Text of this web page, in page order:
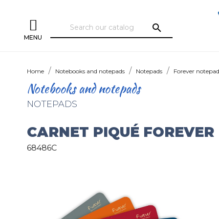
MENU
search
Home Notebooks and notepads Notepads Forever
Notebooks and notepads
NOTEPADS
CARNET PIQUÉ
68486C